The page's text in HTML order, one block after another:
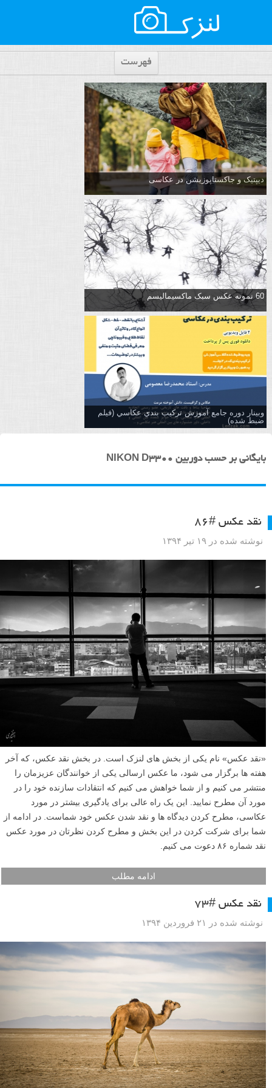
فهرست
دیپتیک و جاکستا‌پوزیشن در عکاسی
60 نمونه عکس سبک ماکسیمالیسم
وبینار دوره جامع آموزش تركيب بندي عكاسي (فیلم
ضبط شده)
بایگانی بر حسب دوربین NIKON D3300
نقد عکس #۸۶
نوشته شده در ۱۹ تیر ۱۳۹۴
«نقد عکس» نام یکی از بخش های لنزک است. در بخش نقد عکس، که آخر
هفته ها برگزار می شود، ما عکس ارسالی یکی از خوانندگان عزیزمان را
منتشر می کنیم و از شما خواهش می کنیم که انتقادات سازنده خود را در
مورد آن مطرح نمایید. این یک راه عالی برای یادگیری بیشتر در مورد
عکاسی، مطرح کردن دیدگاه ها و نقد شدن عکس خود شماست. در ادامه از
شما برای شرکت کردن در این بخش و مطرح کردن نظرتان در مورد عکس
نقد شماره ۸۶ دعوت می کنیم.
ادامه مطلب
نقد عکس #۷۳
نوشته شده در ۲۱ فروردین ۱۳۹۴